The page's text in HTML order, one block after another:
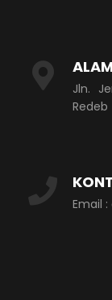
Jln.
Redeb
Email